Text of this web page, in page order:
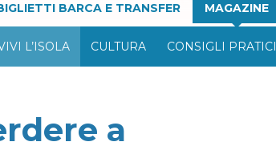
BARCA E TRANSFER MAGAZINE
L’ISOLA CULTURA CONSIGLI PRATICI
a